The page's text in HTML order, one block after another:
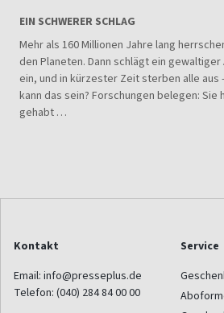
EIN SCHWERER SCHLAG
Mehr als 160 Millionen Jahre lang
den Planeten. Dann schlägt ein
ein, und in kürzester Zeit sterben alle aus
kann das sein? Forschungen belegen: Sie
gehabt …
Kontakt
Email: info@presseplus.de
Telefon: (040) 284 84 00 00
Service